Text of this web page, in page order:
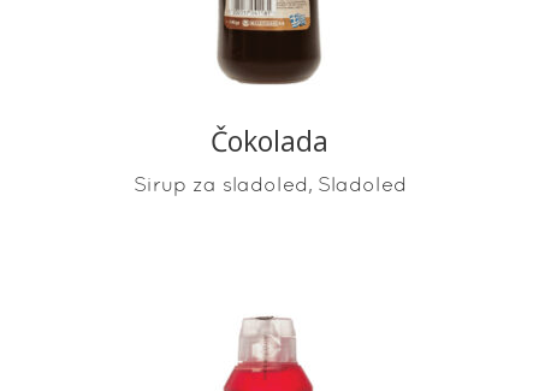
Čokolada
Sirup za sladoled, Sladoled